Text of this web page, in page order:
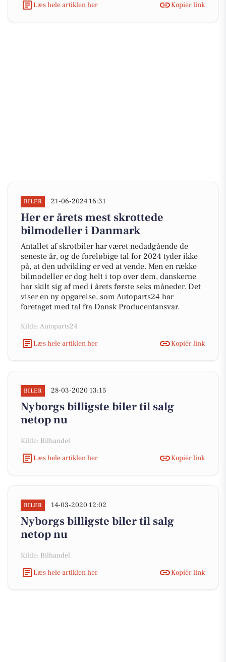
Læs hele artiklen her Kopiér link
BILER 21-06-2024 16:31
Her er årets mest skrottede
bilmodeller i Danmark
Antallet af skrotbiler har været nedadgående de
seneste år, og de foreløbige tal for 2024 tyder ikke
på, at den udvikling er ved at vende. Men en række
bilmodeller er dog helt i top over dem, danskerne
har skilt sig af med i årets første seks måneder. Det
viser en ny opgørelse, som Autoparts24 har
foretaget med tal fra Dansk Producentansvar.
Kilde: Autoparts24
Læs hele artiklen her
Kopiér link
BILER 28-03-2020 13:15
Nyborgs billigste biler til salg
netop nu
Kilde: Bilhandel
Læs hele artiklen her
Kopiér link
BILER 14-03-2020 12:02
Nyborgs billigste biler til salg
netop nu
Kilde: Bilhandel
Læs hele artiklen her
Kopiér link